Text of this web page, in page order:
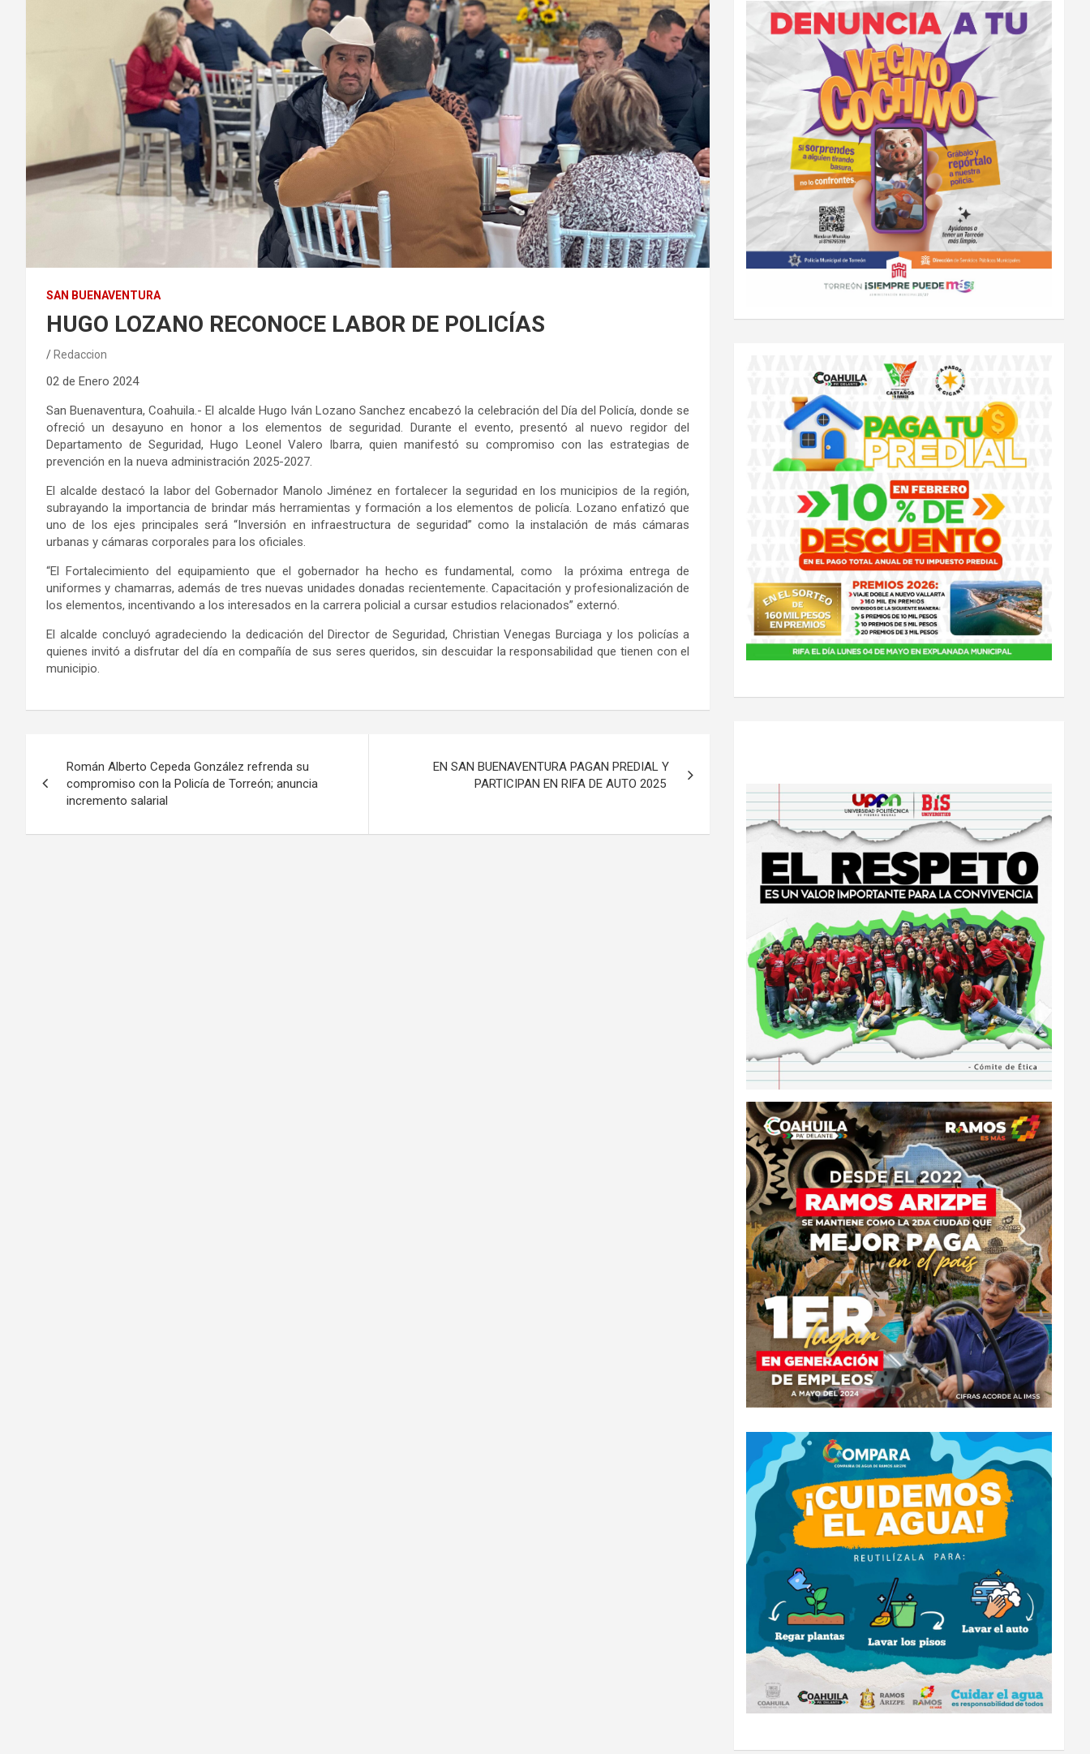
SAN BUENAVENTURA
HUGO LOZANO RECONOCE LABOR DE POLICÍAS
Redaccion
02 de Enero 2024
San Buenaventura, Coahuila.-El alcalde Hugo Iván Lozano Sanchez encabezó la celebración del Día del Policía, donde se
ofreció un desayuno en honor a los elementos de seguridad. Durante el evento, presentó al nuevo regidor del
Departamento de Seguridad, Hugo Leonel Valero Ibarra, quien manifestó su compromiso con las estrategias de
prevención en la nueva administración 2025-2027.
El alcalde destacó la labor del Gobernador Manolo Jiménez en fortalecer la seguridad en los municipios de la región,
subrayando la importancia de brindar más herramientas y formación a los elementos de policía. Lozano enfatizó que
uno de los ejes principales será “Inversión en infraestructura de seguridad” como la instalación de más cámaras
urbanas y cámaras corporales para los oficiales.
“El Fortalecimiento del equipamiento que el gobernador ha hecho es fundamental, como la próxima entrega de
uniformes y chamarras, además de tres nuevas unidades donadas recientemente. Capacitación y profesionalización de
los elementos, incentivando a los interesados en la carrera policial a cursar estudios relacionados” externó.
El alcalde concluyó agradeciendo la dedicación delDirector de Seguridad, Christian Venegas Burciaga y los policíasa
quienes invitó a disfrutar del día en compañía de sus seres queridos, sin descuidar la responsabilidad que tienen con el
municipio.
de
Román Alberto Cepeda González refrenda su
compromiso con la Policía de Torreón; anuncia
incremento salarial
EN SAN BUENAVENTURA PAGAN PREDIAL Y
PARTICIPAN EN RIFA DE AUTO 2025